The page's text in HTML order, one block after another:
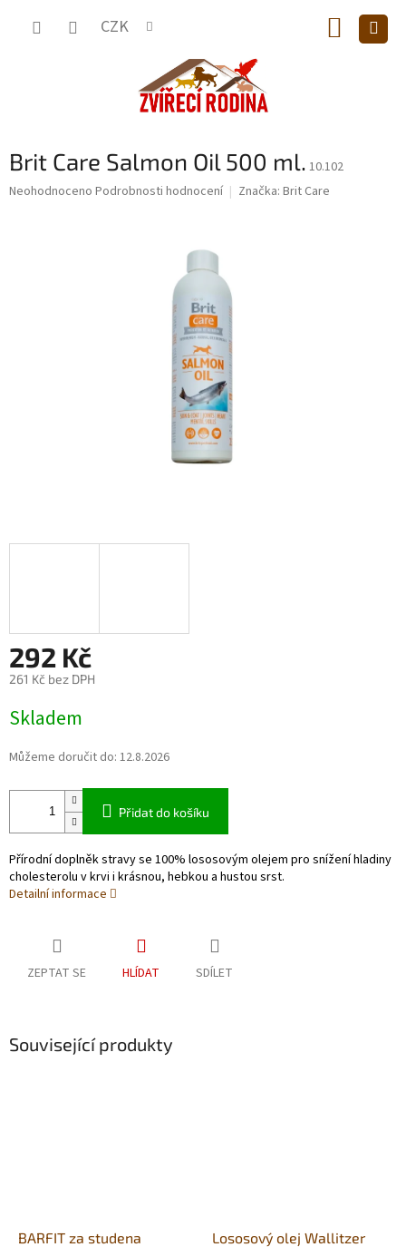
CZK
KOŠÍK
Brit Care Salmon Oil 500 ml. 10.102
Průměrné
Neohodnoceno Podrobnosti hodnocení Značka: Brit Care
292 Kč
261 Kč bez DPH
cena:
Skladem
Můžeme doručit do: 12.8.2026
Přidat do košíku
Přírodní doplněk stravy se 100% lososovým olejem pro snížení hladiny
cholesterolu v krvi i krásnou, hebkou a hustou srst.
Detailní informace
ZEPTAT SE HLÍDAT SDÍLET
Související produkty
BARFIT za studena
Lososový olej Wallitzer